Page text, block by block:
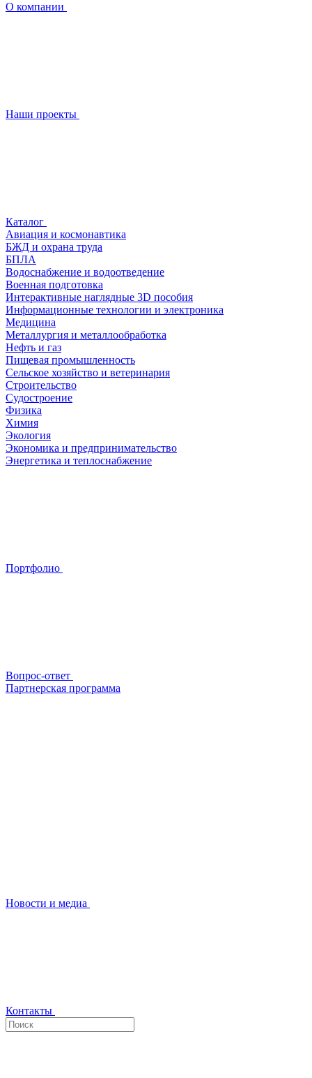
О компании
Наши проекты
Каталог
Авиация и космонавтика
БЖД и охрана труда
БПЛА
Водоснабжение и водоотведение
Военная подготовка
Интерактивные наглядные 3D пособия
Информационные технологии и электроника
Медицина
Металлургия и металлообработка
Нефть и газ
Пищевая промышленность
Сельское хозяйство и ветеринария
Строительство
Судостроение
Физика
Химия
Экология
Экономика и предпринимательство
Энергетика и теплоснабжение
Портфолио
Вопрос-ответ
Партнерская программа
Новости и медиа
Контакты